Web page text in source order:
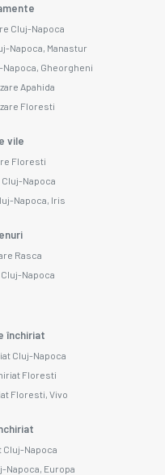
Cluj-Napoca
Napoca, Manastur
Gheorgheni
Apahida
Floresti
vile
Floresti
Cluj-Napoca
Napoca, Iris
Rasca
Napoca
închiriat
Cluj-Napoca
Floresti
Floresti, Vivo
Cluj-Napoca
Napoca, Europa